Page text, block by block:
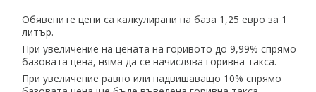
Обявените цени са калкулирани на база 1,25 евро за 1
литър.
При увеличение на цената на горивото до 9,99% спрямо
базовата цена, няма да се начислява горивна такса.
При увеличение равно или надвишаващо 10% спрямо